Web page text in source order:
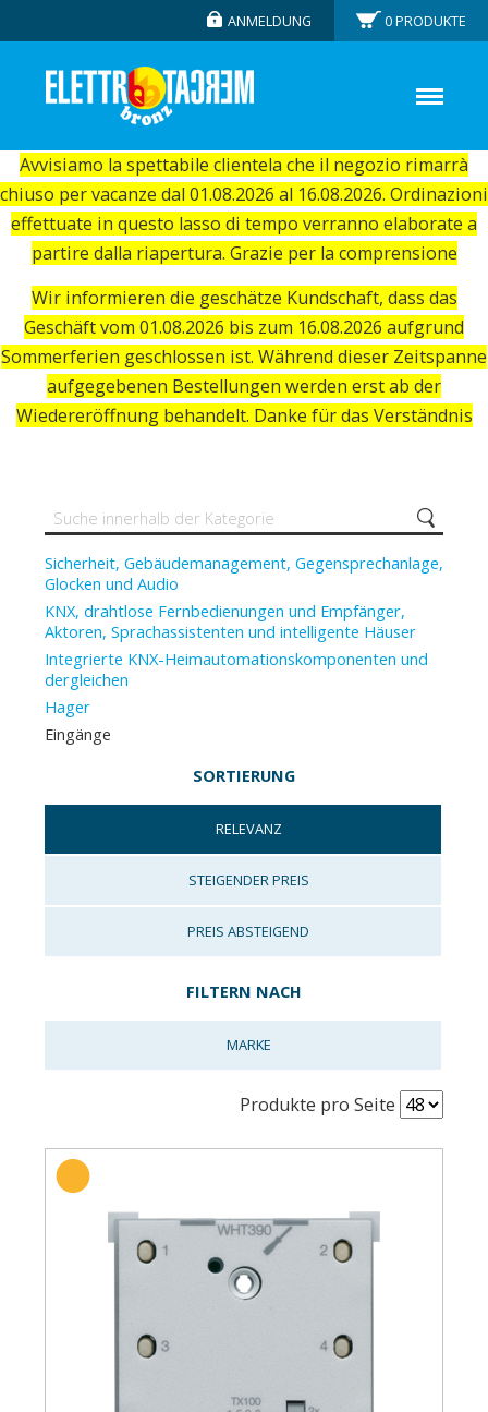
Avvisiamo la spettabile clientela che il negozio rimarrà
chiuso per vacanze dal 01.08.2026 al 16.08.2026. Ordinazioni
effettuate in questo lasso di tempo verranno elaborate a
partire dalla riapertura. Grazie per la comprensione
Wir informieren die geschätze Kundschaft, dass das
Geschäft vom 01.08.2026 bis zum 16.08.2026 aufgrund
Sommerferien geschlossen ist. Während dieser Zeitspanne
aufgegebenen Bestellungen werden erst ab der
Wiedereröffnung behandelt. Danke für das Verständnis
ANMELDUNG 0PRODUKTE
Sicherheit, Gebäudemanagement, Gegensprechanlage,
Glocken und Audio
KNX, drahtlose Fernbedienungen und Empfänger,
Aktoren, Sprachassistenten und intelligente Häuser
Integrierte KNX-Heimautomationskomponenten und
dergleichen
Hager
Eingänge
SORTIERUNG
RELEVANZ
STEIGENDER PREIS
PREIS ABSTEIGEND
FILTERN NACH
MARKE
Produkte pro Seite